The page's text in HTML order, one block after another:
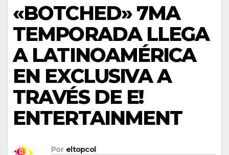
«BOTCHED» 7MA
TEMPORADA LLEGA
A LATINOAMÉRICA
EN EXCLUSIVA A
TRAVÉS DE E!
ENTERTAINMENT
Por eltopcol